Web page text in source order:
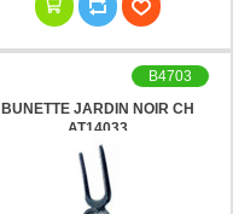
BUNETTE JARDIN NOIR CH
AT14033
B4703